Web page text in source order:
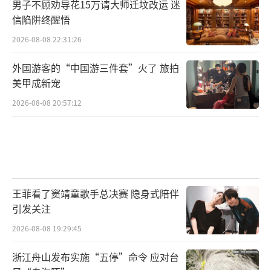
男子不顾劝导花15万请大师迁坟改运 迷
信陷阱终醒悟
2026-08-08 22:31:26
外国游客的“中国游三件套”火了 旅拍
美甲成新宠
2026-08-08 20:57:12
王菲看了窦靖童歌手总决赛 隐身式陪伴
引发关注
2026-08-08 19:29:45
浙江舟山发布实施“五停”命令 应对台